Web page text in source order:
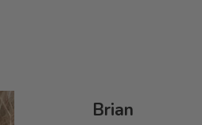
Brian